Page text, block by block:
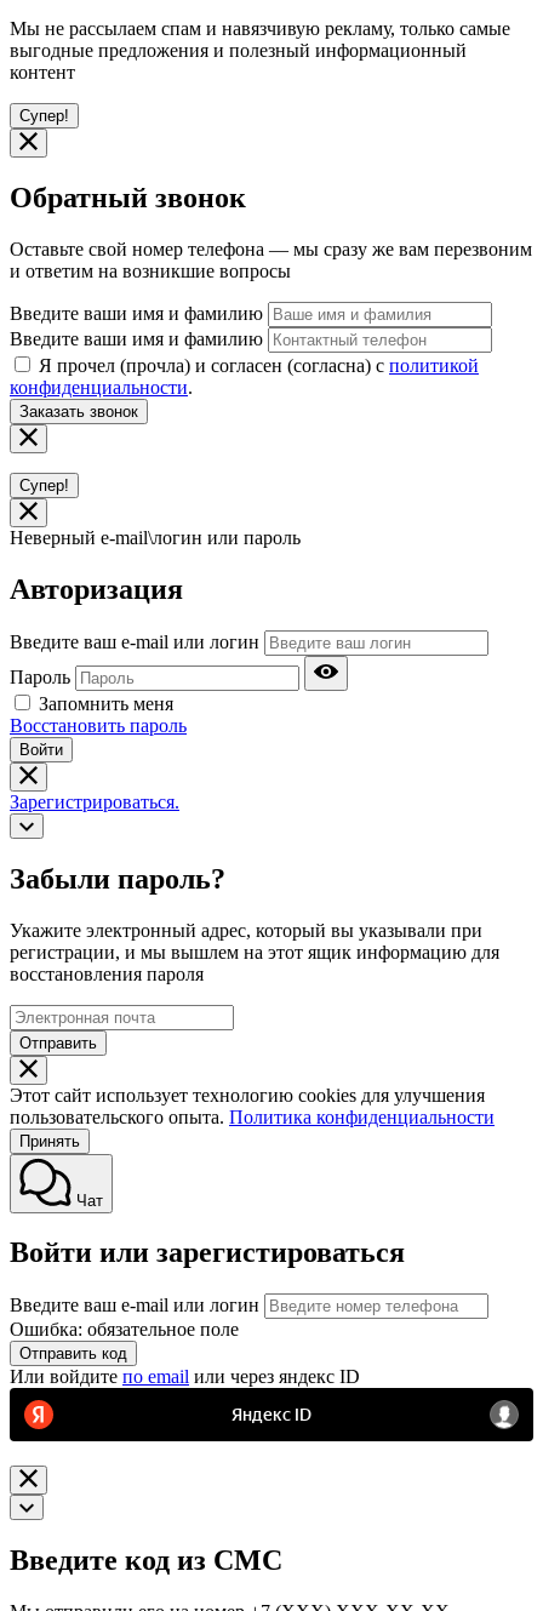
Мы не рассылаем спам и навязчивую рекламу, только самые
выгодные предложения и полезный информационный
контент
Супер!
Обратный звонок
Оставьте свой номер телефона — мы сразу же вам перезвоним
и ответим на возникшие вопросы
Введите ваши имя и фамилию
Введите ваши имя и фамилию
Я прочел (прочла) и согласен (согласна) с политикой
конфиденциальности.
Заказать звонок
Супер!
Неверный e-mail\логин или пароль
Авторизация
Введите ваш e-mail или логин
Пароль
Запомнить меня
Восстановить пароль
Войти
Зарегистрироваться.
Забыли пароль?
Укажите электронный адрес, который вы указывали при
регистрации, и мы вышлем на этот ящик информацию для
восстановления пароля
Отправить
Этот сайт использует технологию cookies для улучшения
пользовательского опыта. Политика конфиденциальности
Принять
Чат
Войти или зарегистироваться
Введите ваш e-mail или логин
Ошибка: обязательное поле
Отправить код
Или войдите по email или через яндекс ID
Введите код из СМС